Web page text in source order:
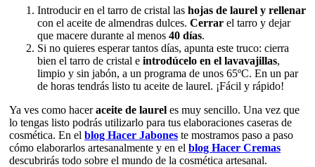
Introducir en el tarro de cristal las hojas de laurel y rellenar
con el aceite de almendras dulces. Cerrar el tarro y dejar
que macere durante al menos 40 días.
Si no quieres esperar tantos días, apunta este truco: cierra
bien el tarro de cristal e introdúcelo en el lavavajillas,
limpio y sin jabón, a un programa de unos 65ºC. En un par
de horas tendrás listo tu aceite de laurel. ¡Fácil y rápido!
Ya ves como haceraceite de laurel es muy sencillo. Una vez que
lo tengas listo podrás utilizarlo para tus elaboraciones caseras de
cosmética. En el blog Hacer Jabones te mostramos paso a paso
cómo elaborarlos artesanalmente y en el blog Hacer Cremas
descubrirás todo sobre el mundo de la cosmética artesanal.